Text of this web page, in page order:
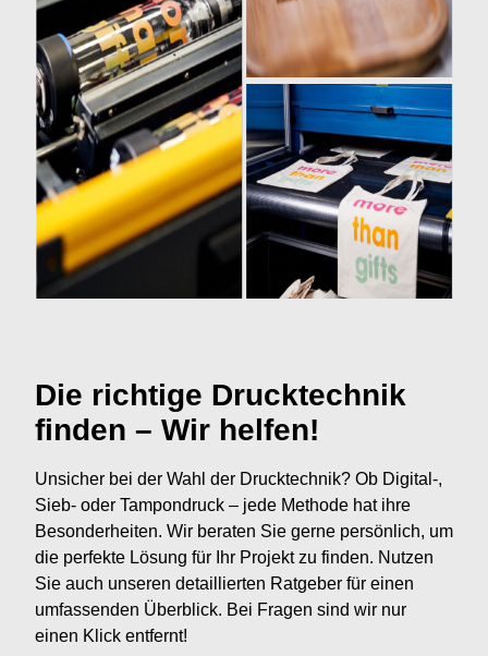
Die richtige Drucktechnik
finden – Wir helfen!
Unsicher bei der Wahl der Drucktechnik? Ob Digital-,
Sieb- oder Tampondruck – jede Methode hat ihre
Besonderheiten. Wir beraten Sie gerne persönlich, um
die perfekte Lösung für Ihr Projekt zu finden. Nutzen
Sie auch unseren detaillierten Ratgeber für einen
umfassenden Überblick. Bei Fragen sind wir nur
einen Klick entfernt!